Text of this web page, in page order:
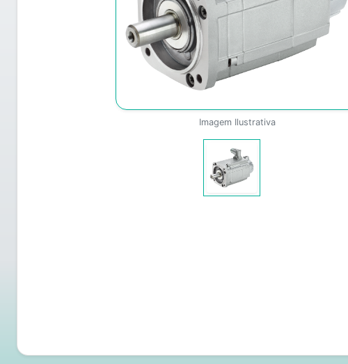
Imagem Ilustrativa